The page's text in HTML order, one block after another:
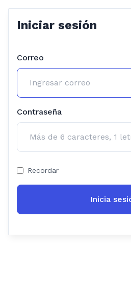
Iniciar sesión
Correo
Contraseña
Recordar